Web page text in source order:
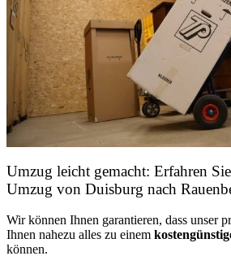
Umzug leicht gemacht: Erfahren
Umzug von Duisburg nach
Wir können Ihnen garantieren, dass unser
Ihnen nahezu alles zu einem
können.